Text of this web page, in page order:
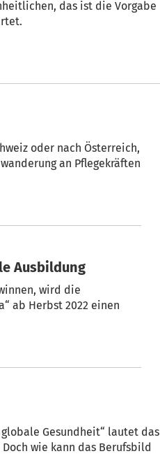
das ist die Vorgabe
oder nach Österreich,
Ausbildung
wird die
ab Herbst 2022 einen
Gesundheit“ lautet das
wie kann das Berufsbild